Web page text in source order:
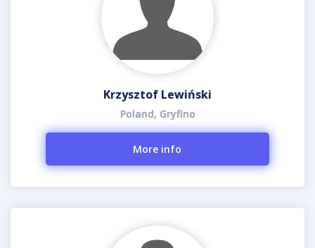
Krzysztof Lewiński
Poland, Gryfino
More info